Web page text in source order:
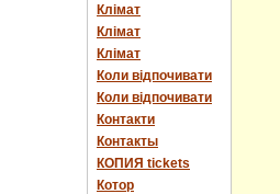
Клімат
Клімат
Клімат
Коли відпочивати
Коли відпочивати
Контакти
Контакты
КОПИЯ tickets
Котор